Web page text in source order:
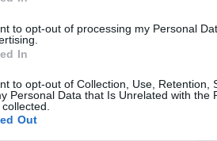
to opt-out of processing my Personal
In
to opt-out of Collection, Use, Retention,
Personal Data that Is Unrelated with the
Out